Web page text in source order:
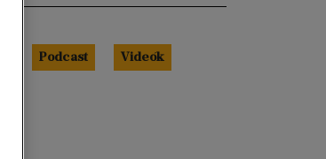
Podcast Videók